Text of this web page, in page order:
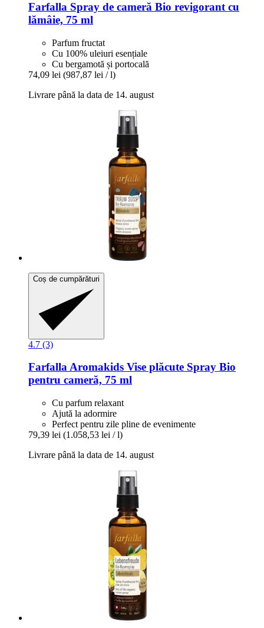
Farfalla Spray de cameră Bio revigorant cu
lămâie, 75 ml
Parfum fructat
Cu 100% uleiuri esențiale
Cu bergamotă și portocală
74,09 lei (987,87 lei / l)
Livrare până la data de 14. august
Coș de cumpărături
4.7 (3)
FarfallaAromakids Vise plăcute Spray Bio
pentru cameră, 75 ml
Cu parfum relaxant
Ajută la adormire
Perfect pentru zile pline de evenimente
79,39 lei (1.058,53 lei / l)
Livrare până la data de 14. august